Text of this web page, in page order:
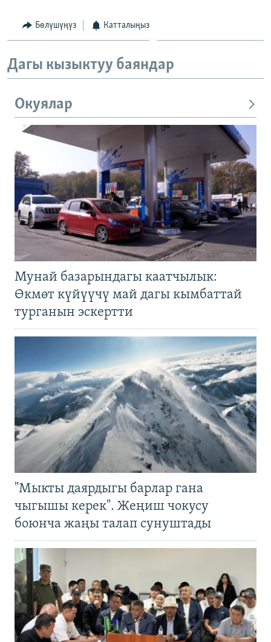
Бөлүшүңүз Катталыңыз
Дагы кызыктуу баяндар
Окуялар
Мунай базарындагы каатчылык:
Өкмөт күйүүчү май дагы кымбаттай
турганын эскертти
"Мыкты даярдыгы барлар гана
чыгышы керек". Жеңиш чокусу
боюнча жаңы талап сунуштады